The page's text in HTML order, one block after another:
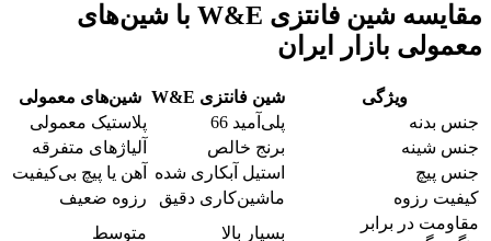
مقایسه شین فانتزی W&E با شین‌های
معمولی بازار ایران
ویژگی شین فانتزی W&E
شین‌های معمولی
جنس بدنه
پلی‌آمید 66
پلاستیک معمولی
جنس شینه
برنج خالص
آلیاژهای متفرقه
جنس پیچ
استیل آبکاری شده
آهن یا پیچ بی‌کیفیت
کیفیت رزوه
ماشین‌کاری دقیق
رزوه ضعیف
مقاومت در برابر
بسیار بالا
متوسط